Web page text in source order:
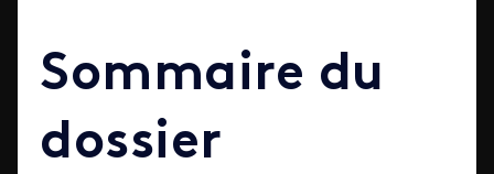
Sommaire du
dossier